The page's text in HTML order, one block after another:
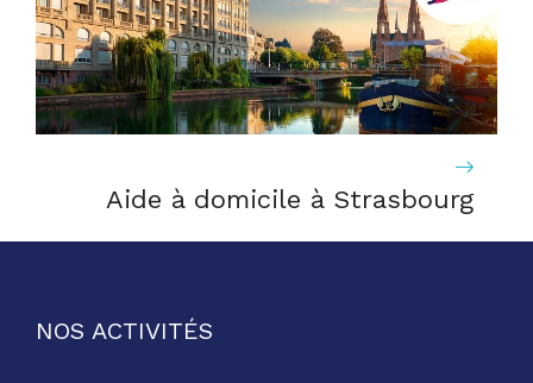
Aide à domicile à Strasbourg
NOS ACTIVITÉS